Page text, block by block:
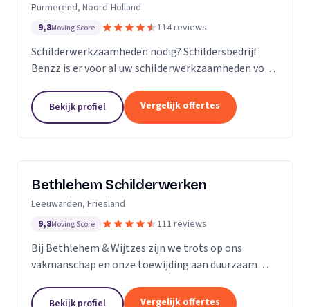
Purmerend, Noord-Holland
9,8Moving Score 114 reviews
Schilderwerkzaamheden nodig? Schildersbedrijf
Benzz is er voor al uw schilderwerkzaamheden voor
Bekijk profiel Vergelijk offertes
Bethlehem Schilderwerken
Leeuwarden, Friesland
9,8Moving Score 111 reviews
Bij Bethlehem & Wijtzes zijn we trots op ons
vakmanschap en onze toewijding aan duurzaam
professionals, is voortdurend in ontwikkeling en
Bekijk profiel Vergelijk offertes